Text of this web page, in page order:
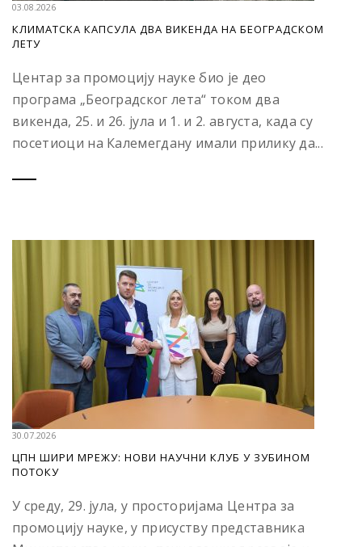
03.08.2026
КЛИМАТСКА КАПСУЛА ДВА ВИКЕНДА НА БЕОГРАДСКОМ
ЛЕТУ
Центар за промоцију науке био је део
програма „Београдског лета“ током два
викенда, 25. и 26. јула и 1. и 2. августа, када су
посетиоци на Калемегдану имали прилику да...
30.07.2026
ЦПН ШИРИ МРЕЖУ: НОВИ НАУЧНИ КЛУБ У ЗУБИНОМ
ПОТОКУ
У среду, 29. јула, у просторијама Центра за
промоцију науке, у присуству представника